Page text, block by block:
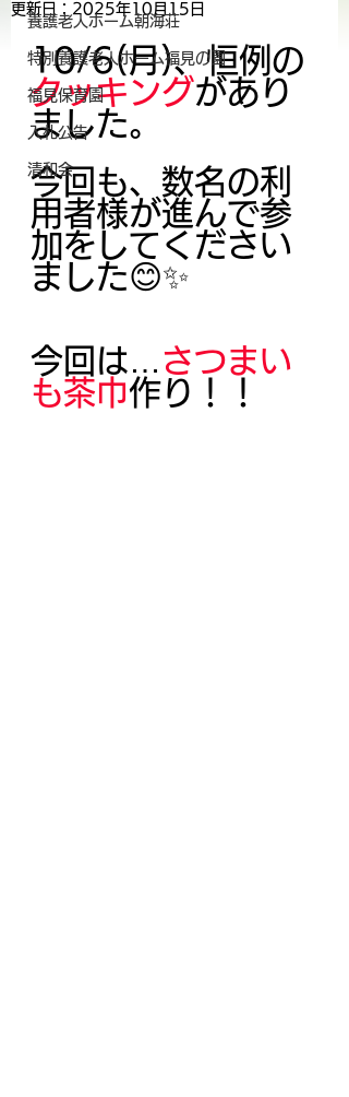
養護老人ホーム朝海荘
特別養護老人ホーム福見の園
福見保育園
入札公告
清和会
更新日： 2025年10月15日
10/6(月)、恒例の
クッキングがあり
ました。
今回も、数名の利
用者様が進んで参
加をしてください
ました😊✨
今回は… さつまい
も茶巾作り！！